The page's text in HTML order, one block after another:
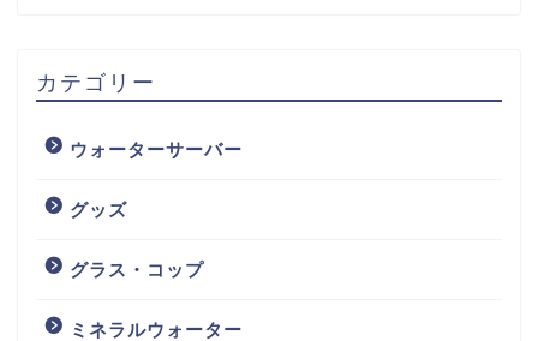
カテゴリー
ウォーターサーバー
グッズ
グラス・コップ
ミネラルウォーター